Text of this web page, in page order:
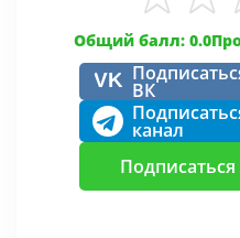
Общий балл: 0.0
VK ВК
канал